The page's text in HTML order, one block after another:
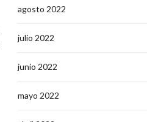
agosto 2022
julio 2022
junio 2022
mayo 2022